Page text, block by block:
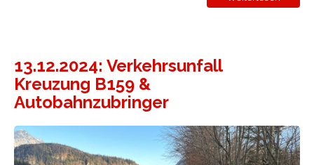
13.12.2024: Verkehrsunfall
Kreuzung B159 &
Autobahnzubringer